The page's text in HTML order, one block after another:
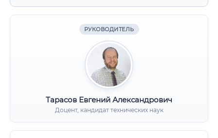
РУКОВОДИТЕЛЬ
Тарасов Евгений Александрович
Доцент, кандидат технических наук